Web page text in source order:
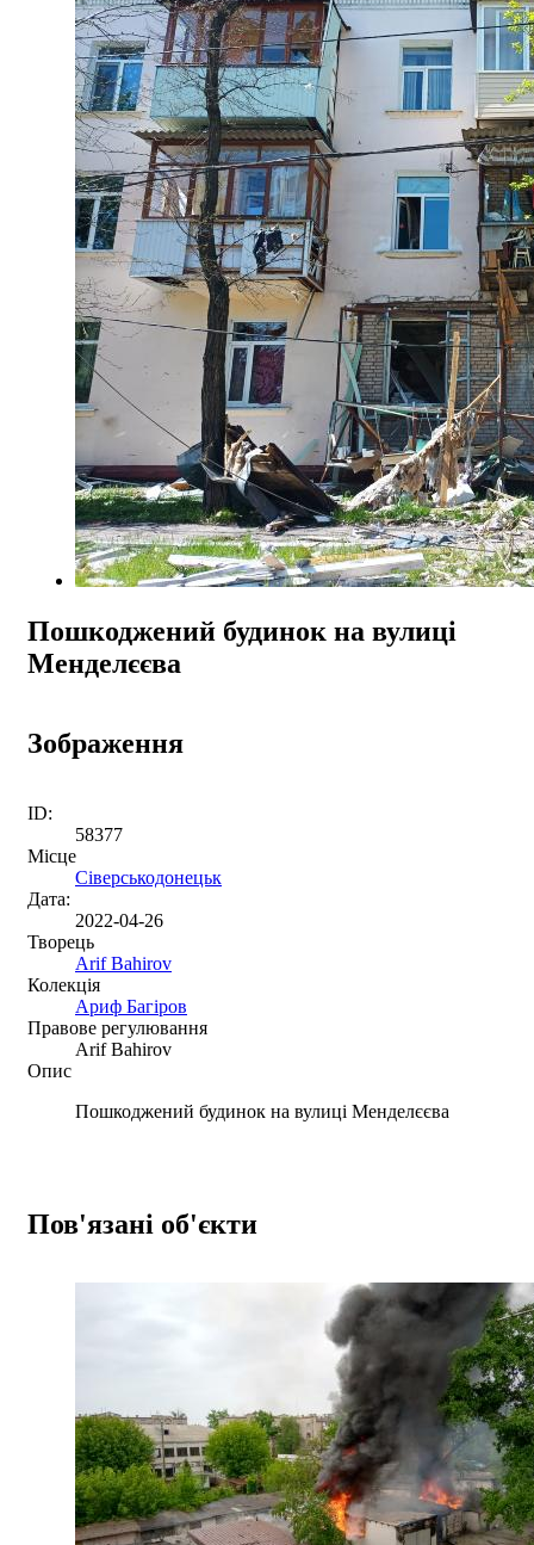
Пошкоджений будинок на вулиці
Менделєєва
Зображення
ID:
58377
Місце
Сіверськодонецьк
Дата:
2022-04-26
Творець
Arif Bahirov
Колекція
Ариф Багіров
Правове регулювання
Arif Bahirov
Опис
Пошкоджений будинок на вулиці Менделєєва
Пов'язані об'єкти